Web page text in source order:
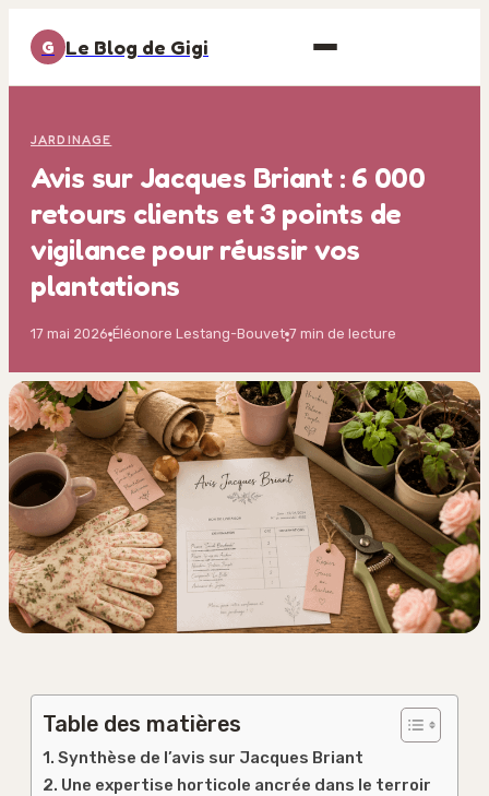
G Le Blog de Gigi
JARDINAGE
Avis sur Jacques Briant : 6 000
retours clients et 3 points de
vigilance pour réussir vos
plantations
17 mai 2026·Éléonore Lestang-Bouvet·7 min de lecture
Table des matières
Synthèse de l’avis sur Jacques Briant
Une expertise horticole ancrée dans le terroir